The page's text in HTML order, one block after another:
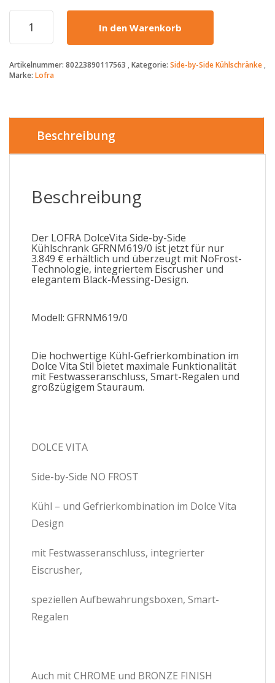
LOFRA
3849€
DOLCEVITA
SIDE-
KÜHLSCHRANK
GFRNM619/0-
BLACK
FINNISH
In den Warenkorb
Artikelnummer: 80223890117563 Kategorie: Side-by-Side Kühlschränke
Marke: Lofra
Beschreibung
Beschreibung
Der LOFRA DolceVita Side-by-Side
Kühlschrank GFRNM619/0 ist jetzt für nur
3.849 € erhältlich und überzeugt mit NoFrost-
Technologie, integriertem Eiscrusher und
elegantem Black-Messing-Design.
Modell: GFRNM619/0
Die hochwertige Kühl-Gefrierkombination im
Dolce Vita Stil bietet maximale Funktionalität
mit Festwasseranschluss, Smart-Regalen und
großzügigem Stauraum.
DOLCE VITA
Side-by-Side NO FROST
Kühl – und Gefrierkombination im Dolce Vita
Design
mit Festwasseranschluss, integrierter
Eiscrusher,
speziellen Aufbewahrungsboxen, Smart-
Regalen
Auch mit CHROME und BRONZE FINISH